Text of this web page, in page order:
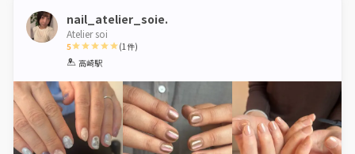
nail_atelier_soie.
Atelier soi
5
1 2 3 4
(1件)
高崎駅